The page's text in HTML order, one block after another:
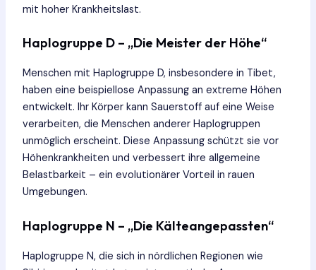
mit hoher Krankheitslast.
Haplogruppe D – „Die Meister der Höhe“
Menschen mit Haplogruppe D, insbesondere in Tibet,
haben eine beispiellose Anpassung an extreme Höhen
entwickelt. Ihr Körper kann Sauerstoff auf eine Weise
verarbeiten, die Menschen anderer Haplogruppen
unmöglich erscheint. Diese Anpassung schützt sie vor
Höhenkrankheiten und verbessert ihre allgemeine
Belastbarkeit – ein evolutionärer Vorteil in rauen
Umgebungen.
Haplogruppe N – „Die Kälteangepassten“
Haplogruppe N, die sich in nördlichen Regionen wie